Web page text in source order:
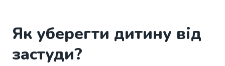
Як уберегти дитину від
застуди?